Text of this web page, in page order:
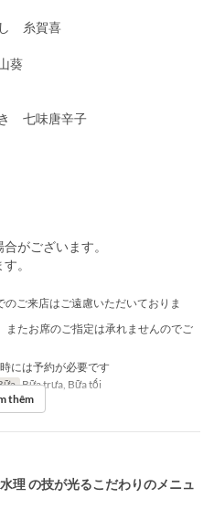
糸賀喜
葵
七味唐辛子
がございます。
。
ご来店はご遠慮いただいておりま
たお席のご指定は承れませんのでご
には予約が必要です
Bữa trưa, Bữa tối
Table
thêm
理 の技が光るこだわりのメニュ